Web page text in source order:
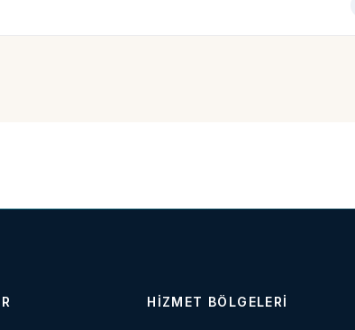
HIZMET BÖLGELERI